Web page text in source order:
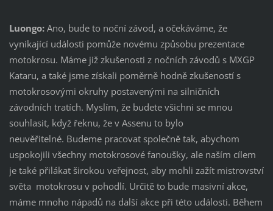
Luongo:Ano, bude to noční závod, a očekáváme, že
vynikající události pomůže novému způsobu prezentace
motokrosu. Máme již zkušenosti z nočních závodů s MXGP
Kataru, a také jsme získali poměrně hodně zkušeností s
motokrosovými okruhy postavenými na silničních
závodních tratích. Myslím, že budete všichni se mnou
souhlasit, když řeknu, že v Assenu to bylo
neuvěřitelné. Budeme pracovat společně tak, abychom
uspokojili všechny motokrosové fanoušky, ale naším cílem
je také přilákat širokou veřejnost, aby mohli zažít mistrovství
světa motokrosu v pohodlí. Určitě to bude masivní akce,
máme mnoho nápadů na další akce při této události. Během